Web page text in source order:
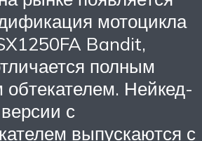
мотоцикла
Bandit,
полным
обтекателем. Нейкед-
с
выпускаются с